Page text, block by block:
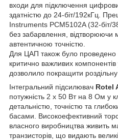
входи для підключення
здатністю до 24-біт/192кГц.
Instruments PCM5102A (32-біт/
без забарвлення, відтворюючи
автентичною точністю.
Для ЦАП також було проведено
критично важливих
дозволило покращити роздільну
Інтегральний підсилювач Rotel
потужність 2 х 50 Вт на 8 Ом у
детальністю, точністю та
басами. Високоефективний
власного виробництва живить
транзисторів, що видають